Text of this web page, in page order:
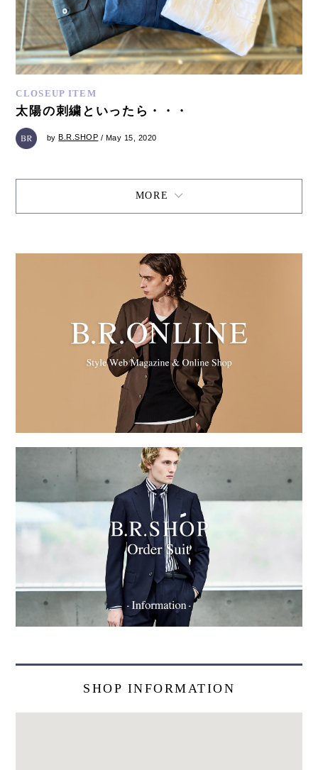
CLOSEUP ITEM
太陽の刺繍といったら・・・
by B.R.SHOP / May 15, 2020
MORE
SHOP INFORMATION